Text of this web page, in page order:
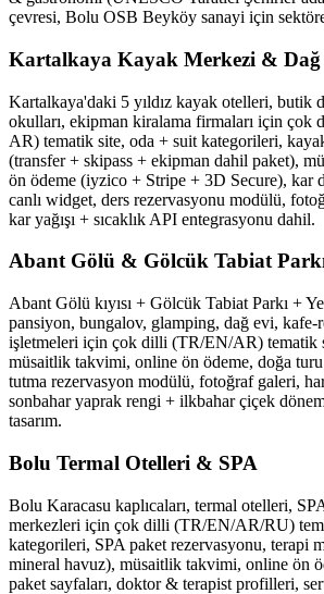
çevresi, Bolu OSB Beyköy sanayi için
Kartalkaya Kayak Merkezi & Dağ
Kartalkaya'daki 5 yıldız kayak otelleri, butik
okulları, ekipman kiralama firmaları için
AR) tematik site, oda + suit kategorileri,
(transfer + skipass + ekipman dahil paket),
ön ödeme (iyzico + Stripe + 3D Secure), kar
canlı widget, ders rezervasyonu modülü,
kar yağışı + sıcaklık API entegrasyonu dahil.
Abant Gölü & Gölcük Tabiat
Abant Gölü kıyısı + Gölcük Tabiat Parkı +
pansiyon, bungalov, glamping, dağ evi, kafe-
işletmeleri için çok dilli (TR/EN/AR) tematik
müsaitlik takvimi, online ön ödeme, doğa
tutma rezervasyon modülü, fotoğraf galeri,
sonbahar yaprak rengi + ilkbahar çiçek
tasarım.
Bolu Termal Otelleri & SPA
Bolu Karacasu kaplıcaları, termal otelleri,
merkezleri için çok dilli (TR/EN/AR/RU)
kategorileri, SPA paket rezervasyonu, terapi
mineral havuz), müsaitlik takvimi, online ön
paket sayfaları, doktor & terapist profilleri,